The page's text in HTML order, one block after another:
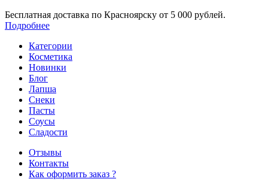
Бесплатная доставка по Красноярску от 5 000 рублей.
Подробнее
Категории
Косметика
Новинки
Блог
Лапша
Снеки
Пасты
Соусы
Сладости
Отзывы
Контакты
Как оформить заказ ?